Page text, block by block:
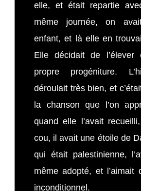
elle, et était repartie
même journée, on
enfant, et là elle en
Elle décidait de l’élever
propre progéniture.
déroulait très bien, et
la chanson que l’on
quand elle l’avait
cou, il avait une étoile de
qui était palestinienne,
même adopté, et l’aimait
inconditionnel.